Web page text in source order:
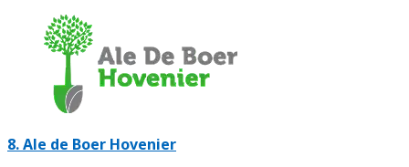
8.Ale de Boer Hovenier